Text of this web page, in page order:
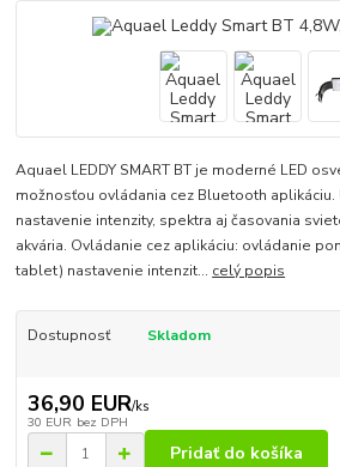
Aquael LEDDY SMART BT je moderné LED
možnosťou ovládania cez Bluetooth
nastavenie intenzity, spektra aj časovania
akvária. Ovládanie cez aplikáciu: ovládanie
tablet) nastavenie intenzit... celý popis
Dostupnosť Skladom
36,90 EUR/ks
30 EUR bez DPH
Pridať do košíka